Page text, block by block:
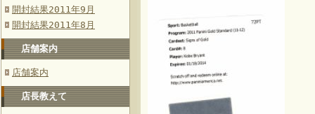
開封結果2011年9月
開封結果2011年8月
店舗案内
店舗案内
店長教えて